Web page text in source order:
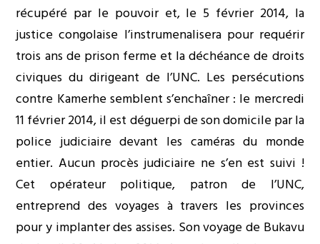
récupéré par le pouvoir et, le 5 février 2014, la
justice congolaise l’instrumenalisera pour requérir
trois ans de prison ferme et la déchéance de droits
civiques du dirigeant de l’UNC. Les persécutions
contre Kamerhe semblent s’enchaîner : le mercredi
11 février 2014, il est déguerpi de son domicile par la
police judiciaire devant les caméras du monde
entier. Aucun procès judiciaire ne s’en est suivi !
Cet opérateur politique, patron de l’UNC,
entreprend des voyages à travers les provinces
pour y implanter des assises. Son voyage de Bukavu